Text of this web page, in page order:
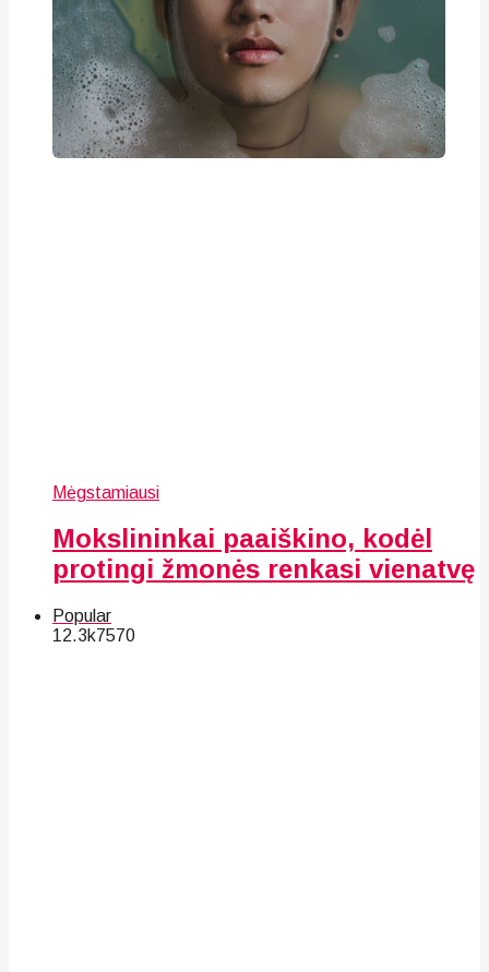
Mėgstamiausi
Mokslininkai paaiškino, kodėl
protingi žmonės renkasi vienatvę
Popular
12.3k7570